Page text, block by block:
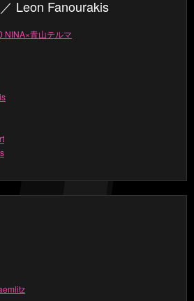
Leon Fanourakis
NINA×青山テルマ